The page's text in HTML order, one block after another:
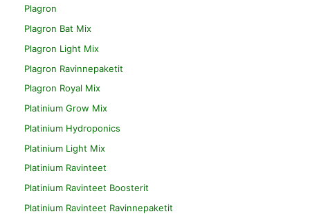
Plagron
Plagron Bat Mix
Plagron Light Mix
Plagron Ravinnepaketit
Plagron Royal Mix
Platinium Grow Mix
Platinium Hydroponics
Platinium Light Mix
Platinium Ravinteet
Platinium Ravinteet Boosterit
Platinium Ravinteet Ravinnepaketit